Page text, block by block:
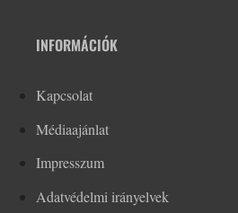
INFORMÁCIÓK
Kapcsolat
Médiaajánlat
Impresszum
Adatvédelmi irányelvek